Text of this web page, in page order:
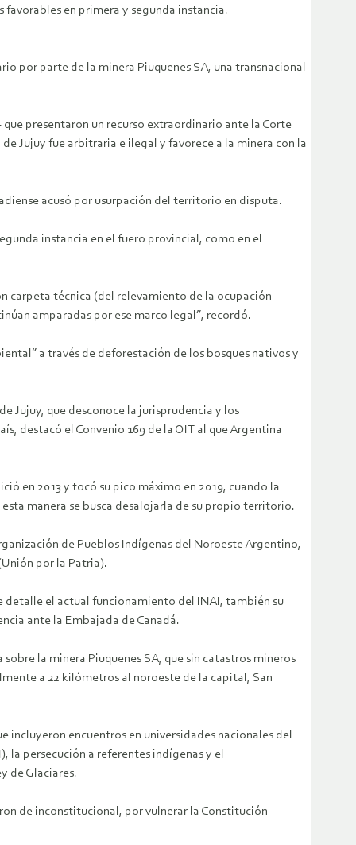
favorables en primera y segunda instancia.
por parte de la minera Piuquenes SA, una transnacional
presentaron un recurso extraordinario ante la Corte
Jujuy fue arbitraria e ilegal y favorece a la minera con la
acusó por usurpación del territorio en disputa.
instancia en el fuero provincial, como en el
carpeta técnica (del relevamiento de la ocupación
amparadas por ese marco legal”, recordó.
a través de deforestación de los bosques nativos y
Jujuy, que desconoce la jurisprudencia y los
destacó el Convenio 169 de la OIT al que Argentina
en 2013 y tocó su pico máximo en 2019, cuando la
manera se busca desalojarla de su propio territorio.
de Pueblos Indígenas del Noroeste Argentino,
por la Patria).
detalle el actual funcionamiento del INAI, también su
ante la Embajada de Canadá.
la minera Piuquenes SA, que sin catastros mineros
a 22 kilómetros al noroeste de la capital, San
incluyeron encuentros en universidades nacionales del
la persecución a referentes indígenas y el
de Glaciares.
de inconstitucional, por vulnerar la Constitución